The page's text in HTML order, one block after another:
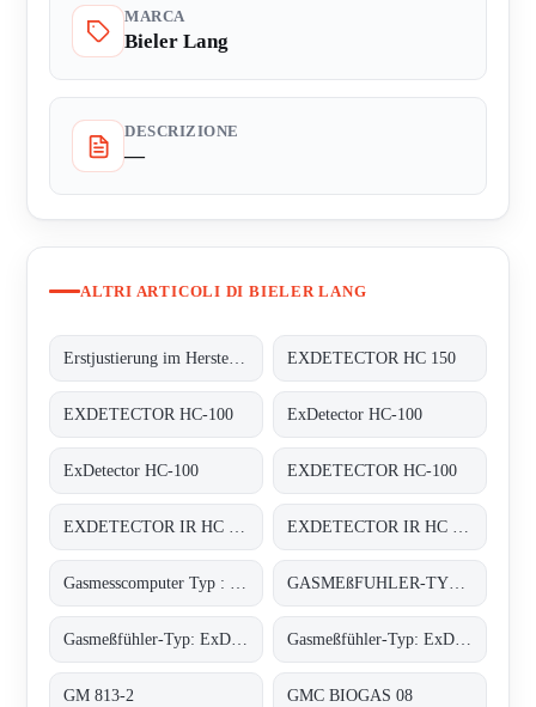
MARCA
Bieler Lang
DESCRIZIONE
—
ALTRI ARTICOLI DI BIELER LANG
EXDETECTOR HC 150
EXDETECTOR HC-100 ExDetector HC-100
ExDetector HC-100 EXDETECTOR HC-100
GM 813-2 GMC BIOGAS 08